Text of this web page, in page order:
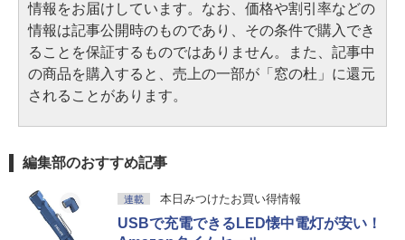
情報をお届けしています。なお、価格や割引率などの
情報は記事公開時のものであり、その条件で購入でき
ることを保証するものではありません。また、記事中
の商品を購入すると、売上の一部が「窓の杜」に還元
されることがあります。
編集部のおすすめ記事
連載 本日みつけたお買い得情報
USBで充電できるLED懐中電灯が安い！